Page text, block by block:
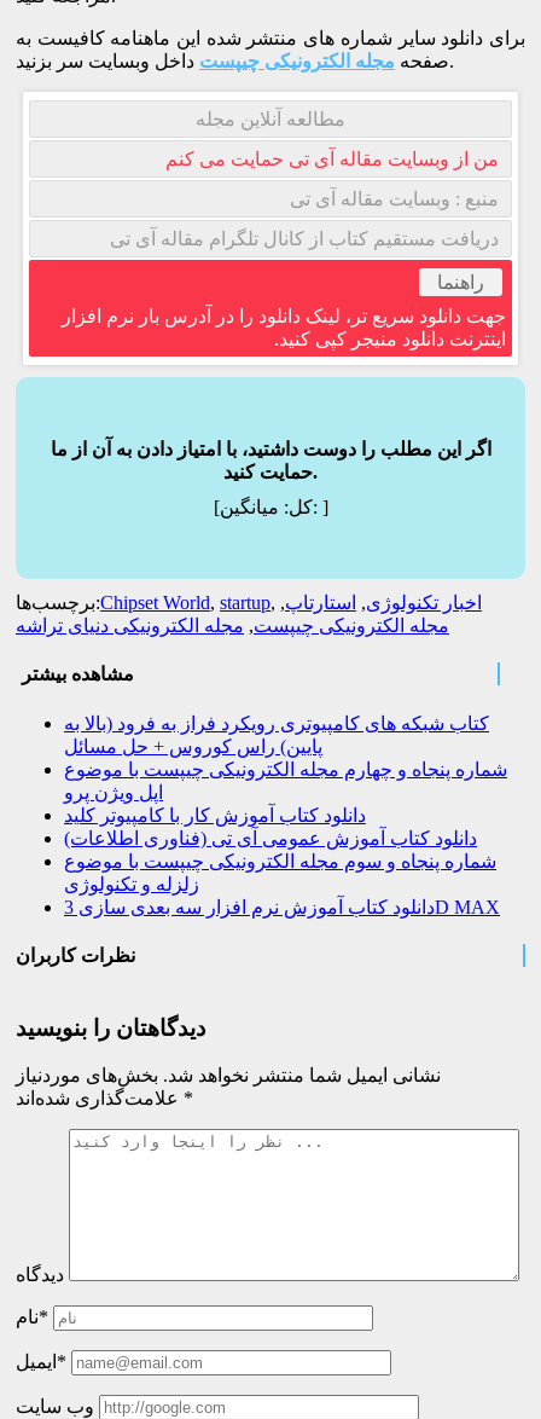
برای دانلود سایر شماره های منتشر شده این ماهنامه کافیست به
صفحه مجله الکترونیکی چیپست داخل وبسایت سر بزنید.
مطالعه آنلاین مجله
من از وبسایت مقاله آی تی حمایت می کنم
منبع : وبسایت مقاله آی تی
دریافت مستقیم کتاب از کانال تلگرام مقاله آی تی
راهنما
جهت دانلود سریع تر، لینک دانلود را در آدرس بار نرم افزار
اینترنت دانلود منیجر کپی کنید.
اگر این مطلب را دوست داشتید، با امتیاز دادن به آن از ما
حمایت کنید.
[کل:میانگین: ]
برچسب‌ها:Chipset World, startup, اخبار تکنولوژی, استارتاپ,
مجله الکترونیکی چیپست, مجله الکترونیکی دنیای تراشه
مشاهده بیشتر
کتاب شبکه های کامپیوتری رویکرد فراز به فرود (بالا به
پایین) راس کوروس + حل مسائل
شماره پنجاه و چهارم مجله الکترونیکی چیپست با موضوع
اپل ویژن پرو
دانلود کتاب آموزش کار با کامپیوتر کلید
دانلود کتاب آموزش عمومی آی تی (فناوری اطلاعات)
شماره پنجاه و سوم مجله الکترونیکی چیپست با موضوع
زلزله و تکنولوژی
دانلود کتاب آموزش نرم افزار سه بعدی سازی 3D MAX
نظرات کاربران
دیدگاهتان را بنویسید
نشانی ایمیل شما منتشر نخواهد شد. بخش‌های موردنیاز
*
دیدگاه
نام*
ایمیل*
وب سایت